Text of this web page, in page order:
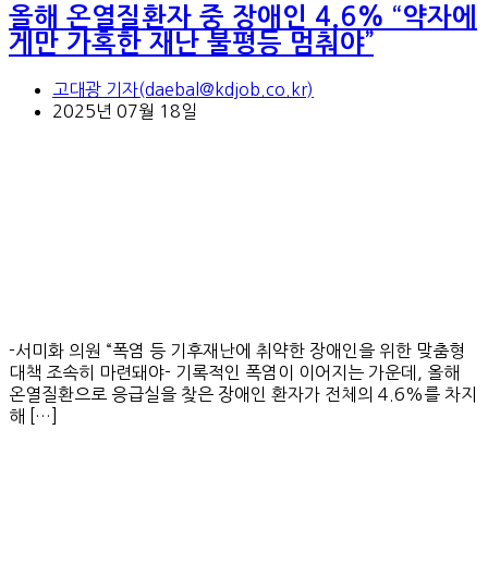
올해 온열질환자 중 장애인 4.6% “약자에
게만 가혹한 재난 불평등 멈춰야”
고대광 기자(daebal@kdjob.co.kr)
2025년 07월 18일
-서미화 의원 “폭염 등 기후재난에 취약한 장애인을 위한 맞춤형
대책 조속히 마련돼야- 기록적인 폭염이 이어지는 가운데, 올해
온열질환으로 응급실을 찾은 장애인 환자가 전체의 4.6%를 차지
해 […]